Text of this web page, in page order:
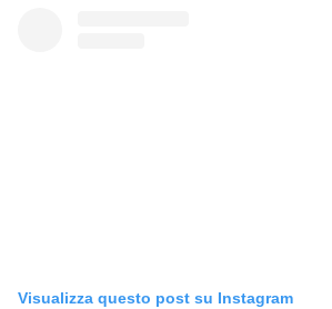
Visualizza questo post su Instagram